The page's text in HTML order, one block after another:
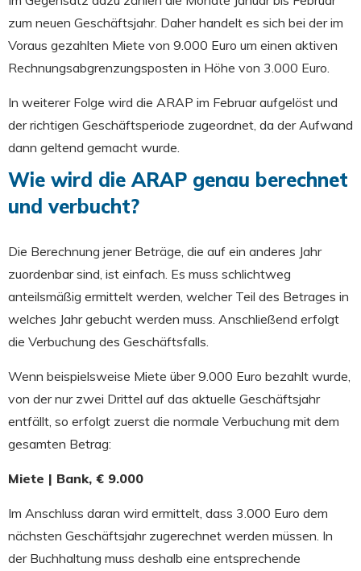
zum neuen Geschäftsjahr. Daher handelt es sich bei der im
Voraus gezahlten Miete von 9.000 Euro um einen aktiven
Rechnungsabgrenzungsposten in Höhe von 3.000 Euro.
In weiterer Folge wird die ARAP im Februar aufgelöst und
der richtigen Geschäftsperiode zugeordnet, da der Aufwand
dann geltend gemacht wurde.
Wie wird die ARAP genau berechnet
und verbucht?
Die Berechnung jener Beträge, die auf ein anderes Jahr
zuordenbar sind, ist einfach. Es muss schlichtweg
anteilsmäßig ermittelt werden, welcher Teil des Betrages in
welches Jahr gebucht werden muss. Anschließend erfolgt
die Verbuchung des Geschäftsfalls.
Wenn beispielsweise Miete über 9.000 Euro bezahlt wurde,
von der nur zwei Drittel auf das aktuelle Geschäftsjahr
entfällt, so erfolgt zuerst die normale Verbuchung mit dem
gesamten Betrag:
Miete | Bank, € 9.000
Im Anschluss daran wird ermittelt, dass 3.000 Euro dem
nächsten Geschäftsjahr zugerechnet werden müssen. In
der Buchhaltung muss deshalb eine entsprechende